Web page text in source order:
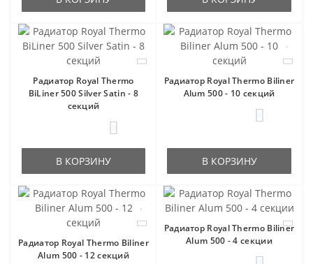
Радиатор Royal Thermo
BiLiner 500 Silver Satin - 8
секций
В КОРЗИНУ
Радиатор Royal Thermo Biliner
Alum 500 - 10 секций
В КОРЗИНУ
Радиатор Royal Thermo Biliner
Alum 500 - 12 секций
Радиатор Royal Thermo Biliner
Alum 500 - 4 секции